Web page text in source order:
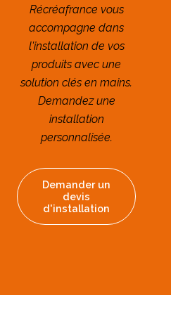
Récréafrance vous
accompagne dans
l'installation de vos
produits avec une
solution clés en mains.
Demandez une
installation
personnalisée.
Demander un
devis
d'installation